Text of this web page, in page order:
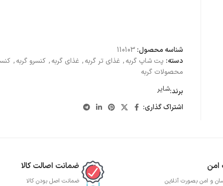
شناسه محصول: 110103
دسته: پت شاپ گربه, غذای تر گربه, غذای گربه, کنسرو گربه,
محصولات گربه
برند:شایر
اشتراک گذاری:
امن
و امن بصورت آنلاین
ضمانت اصالت کالا
ضمانت اصل بودن کالا